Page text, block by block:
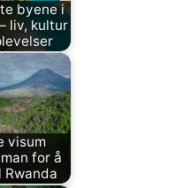
byene i
liv, kultur
visum
for å
Rwanda